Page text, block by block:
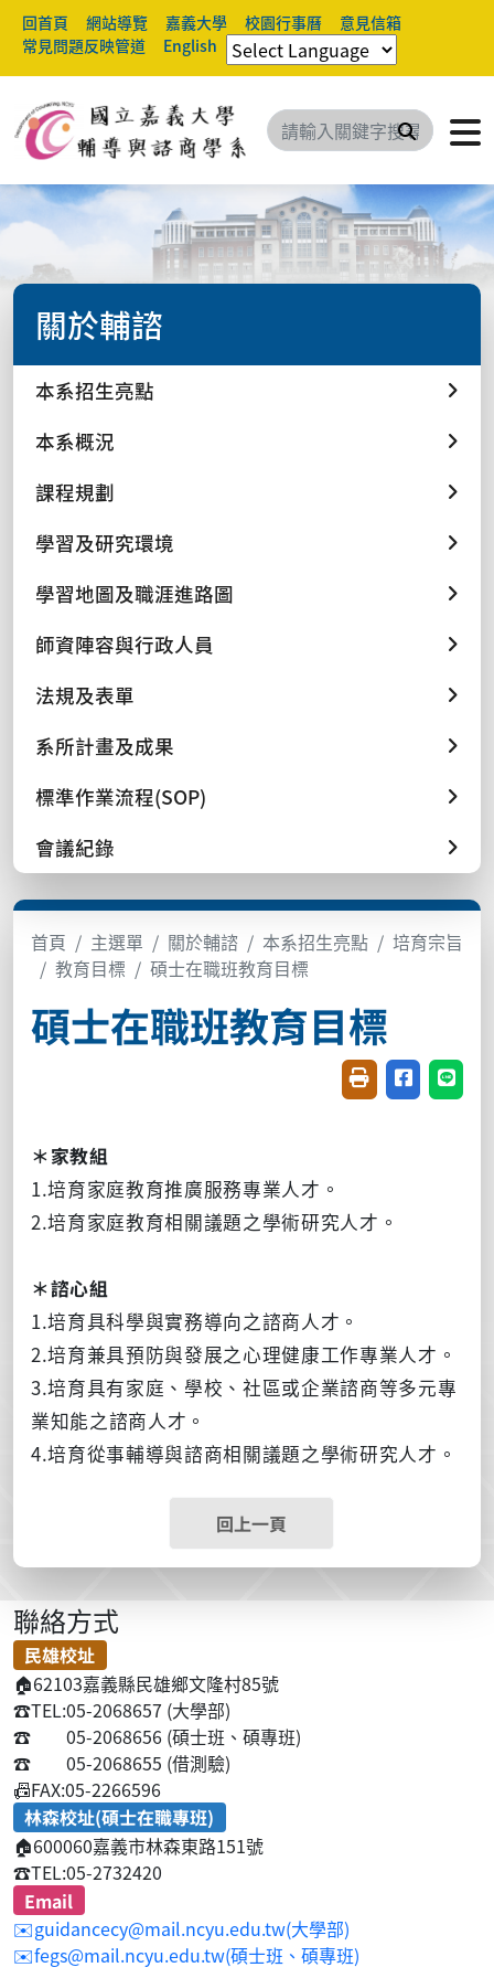
回首頁 網站導覽 嘉義大學 校園行事曆
意見信箱
常見問題反映管道
English
搜尋
關於輔諮
本系招生亮點
本系概況
課程規劃
學習及研究環境
學習地圖及職涯進路圖
師資陣容與行政人員
法規及表單
系所計畫及成果
標準作業流程(SOP)
會議紀錄
首頁 主選單 關於輔諮 本系招生亮點
培育宗旨
教育目標
碩士在職班教育目標
碩士在職班教育目標
友善列印(開新視
分享至臉書
分享
＊家教組
1.培育家庭教育推廣服務專業人才。
2.培育家庭教育相關議題之學術研究人才。
＊諮心組
1.培育具科學與實務導向之諮商人才。
2.培育兼具預防與發展之心理健康工作專業人才。
3.培育具有家庭、學校、社區或企業諮商等多元專
業知能之諮商人才。
4.培育從事輔導與諮商相關議題之學術研究人才。
回上一頁
聯絡方式
民雄校址
🏠62103嘉義縣民雄鄉文隆村85號
☎️TEL:05-2068657 (大學部)
☎️ 05-2068656 (碩士班、碩專班)
☎️ 05-2068655 (借測驗)
📠FAX:05-2266596
林森校址(碩士在職專班)
🏠600060嘉義市林森東路151號
☎️TEL:05-2732420
Email
✉️guidancecy@mail.ncyu.edu.tw(大學部)
✉️fegs@mail.ncyu.edu.tw(碩士班、碩專班)